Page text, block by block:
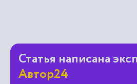
Статья написана
Автор24